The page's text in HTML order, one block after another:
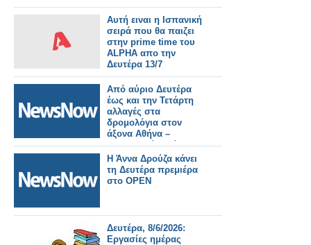
Αυτή ειναι η Ισπανική
σειρά που θα παιζει
στην prime time του
ALPHA απο την
Δευτέρα 13/7
Από αύριο Δευτέρα
έως και την Τετάρτη
αλλαγές στα
δρομολόγια στον
άξονα Αθήνα –
Θεσσαλονίκη λόγω
έργων του ΟΣΕ.
Η Άννα Δρούζα κάνει
τη Δευτέρα πρεμιέρα
στο OPEN
Δευτέρα, 8/6/2026:
Εργασίες ημέρας